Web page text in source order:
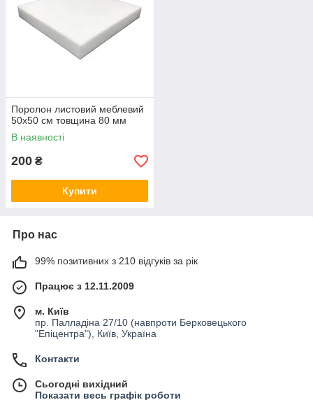
Поролон листовий меблевий
50х50 см товщина 80 мм
В наявності
200 ₴
Купити
Про нас
99% позитивних з 210 відгуків за рік
Працює з 12.11.2009
м. Київ
пр. Палладіна 27/10 (навпроти Берковецького
"Епіцентра"), Київ, Україна
Контакти
Сьогодні вихідний
Показати весь графік роботи